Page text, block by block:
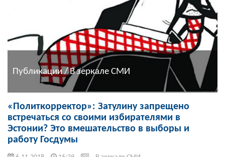
Публикации / В зеркале СМИ
«Политкорректор»: Затулину запрещено
встречаться со своими избирателями в
Эстонии? Это вмешательство в выборы и
работу Госдумы